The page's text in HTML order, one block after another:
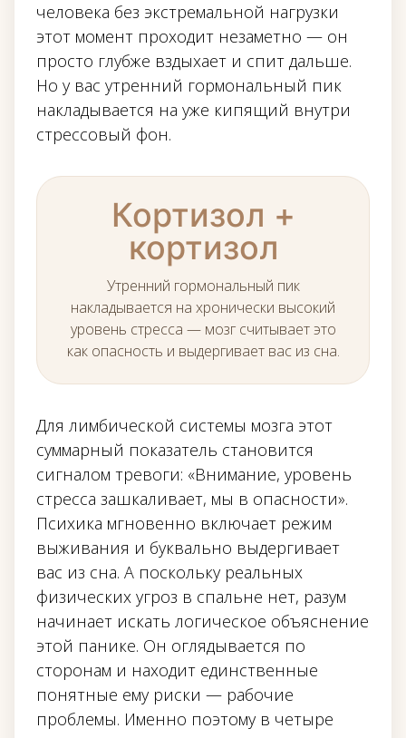
человека без экстремальной нагрузки
этот момент проходит незаметно — он
просто глубже вздыхает и спит дальше.
Но у вас утренний гормональный пик
накладывается на уже кипящий внутри
стрессовый фон.
Кортизол +
кортизол
Утренний гормональный пик
накладывается на хронически высокий
уровень стресса — мозг считывает это
как опасность и выдергивает вас из сна.
Для лимбической системы мозга этот
суммарный показатель становится
сигналом тревоги: «Внимание, уровень
стресса зашкаливает, мы в опасности».
Психика мгновенно включает режим
выживания и буквально выдергивает
вас из сна. А поскольку реальных
физических угроз в спальне нет, разум
начинает искать логическое объяснение
этой панике. Он оглядывается по
сторонам и находит единственные
понятные ему риски — рабочие
проблемы. Именно поэтому в четыре